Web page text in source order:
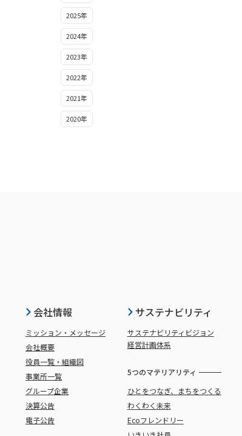
2025年
2024年
2023年
2022年
2021年
2020年
会社情報
ミッション・メッセージ
会社概要
役員一覧・組織図
事業所一覧
グループ企業
決算公告
電子公告
サステナビリティ
サステナビリティビジョン
経営計画体系
5つのマテリアリティ
ひとをつなぎ、まちをつくる
わくわく未来
Ecoフレンドリー